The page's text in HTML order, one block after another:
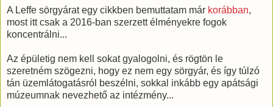
A Leffe sörgyárat egy cikkben bemuttatam már korábban,
most itt csak a 2016-ban szerzett élményekre fogok
koncentrálni...
Az épületig nem kell sokat gyalogolni, és rögtön le
szeretném szögezni, hogy ez nem egy sörgyár, és így túlzó
tán üzemlátogatásról beszélni, sokkal inkább egy apátsági
múzeumnak nevezhető az intézmény...